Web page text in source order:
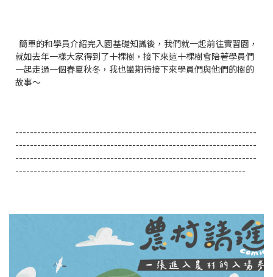
簡單的和學員介紹完入園基礎知識後，我們就一起前往實習園，
就如去年一樣大家得到了十棵樹，接下來這十棵樹會陪著學員們
一起走過一個春夏秋冬，我也蠻期待接下來學員們與他們的樹的
故事～
------------------------------------------------------------------
------------------------------------------------------------------
------------------------------------------------------------------
---------------------------------------------------------------